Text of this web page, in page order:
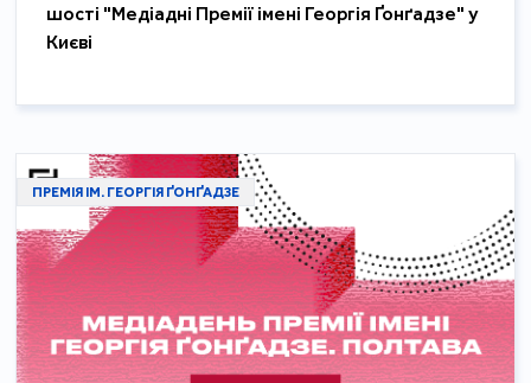
шості "Медіадні Премії імені Георгія Ґонґадзе" у
Києві
ПРЕМІЯ ІМ. ГЕОРГІЯ ҐОНҐАДЗЕ